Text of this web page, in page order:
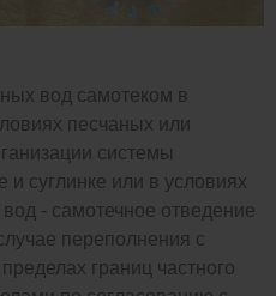
вод самотеком в
песчаных или
системы
и суглинке или в условиях
- самотечное отведение
переполнения с
границ частного